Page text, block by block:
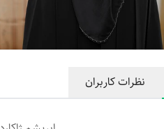
نظرات کاربران